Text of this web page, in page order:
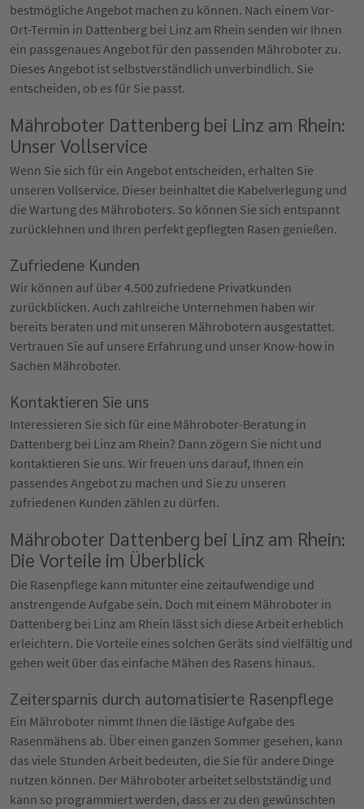
bestmögliche Angebot machen zu können. Nach einem Vor-
Ort-Termin in Dattenberg bei Linz am Rhein senden wir Ihnen
ein passgenaues Angebot für den passenden Mähroboter zu.
Dieses Angebot ist selbstverständlich unverbindlich. Sie
entscheiden, ob es für Sie passt.
Mähroboter Dattenberg bei Linz am Rhein:
Unser Vollservice
Wenn Sie sich für ein Angebot entscheiden, erhalten Sie
unseren Vollservice. Dieser beinhaltet die Kabelverlegung und
die Wartung des Mähroboters. So können Sie sich entspannt
zurücklehnen und Ihren perfekt gepflegten Rasen genießen.
Zufriedene Kunden
Wir können auf über 4.500 zufriedene Privatkunden
zurückblicken. Auch zahlreiche Unternehmen haben wir
bereits beraten und mit unseren Mährobotern ausgestattet.
Vertrauen Sie auf unsere Erfahrung und unser Know-how in
Sachen Mähroboter.
Kontaktieren Sie uns
Interessieren Sie sich für eine Mähroboter-Beratung in
Dattenberg bei Linz am Rhein? Dann zögern Sie nicht und
kontaktieren Sie uns. Wir freuen uns darauf, Ihnen ein
passendes Angebot zu machen und Sie zu unseren
zufriedenen Kunden zählen zu dürfen.
Mähroboter Dattenberg bei Linz am Rhein:
Die Vorteile im Überblick
Die Rasenpflege kann mitunter eine zeitaufwendige und
anstrengende Aufgabe sein. Doch mit einem Mähroboter in
Dattenberg bei Linz am Rhein lässt sich diese Arbeit erheblich
erleichtern. Die Vorteile eines solchen Geräts sind vielfältig und
gehen weit über das einfache Mähen des Rasens hinaus.
Zeitersparnis durch automatisierte Rasenpflege
Ein Mähroboter nimmt Ihnen die lästige Aufgabe des
Rasenmähens ab. Über einen ganzen Sommer gesehen, kann
das viele Stunden Arbeit bedeuten, die Sie für andere Dinge
nutzen können. Der Mähroboter arbeitet selbstständig und
kann so programmiert werden, dass er zu den gewünschten